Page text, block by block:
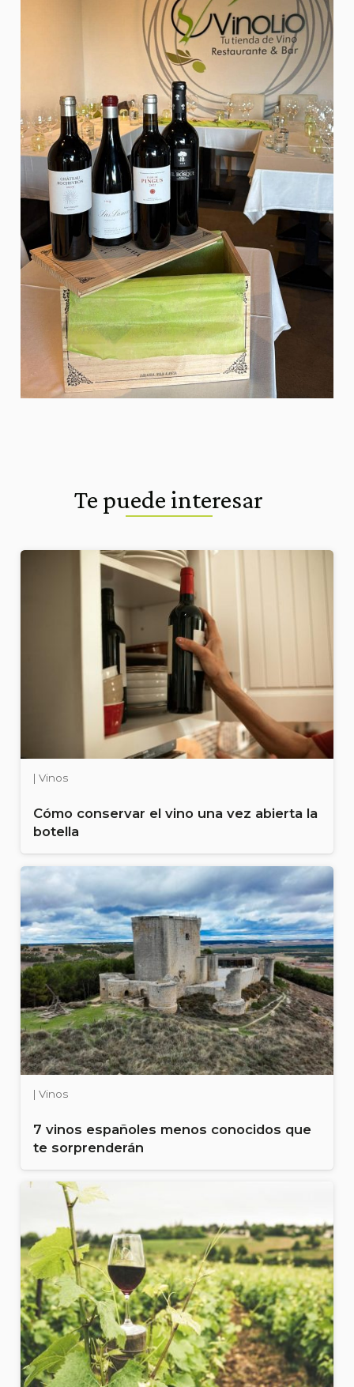
Te puede interesar
| Vinos
Cómo conservar el vino una vez abierta la
botella
| Vinos
7 vinos españoles menos conocidos que
te sorprenderán